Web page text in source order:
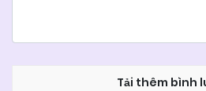
Tải thêm bình